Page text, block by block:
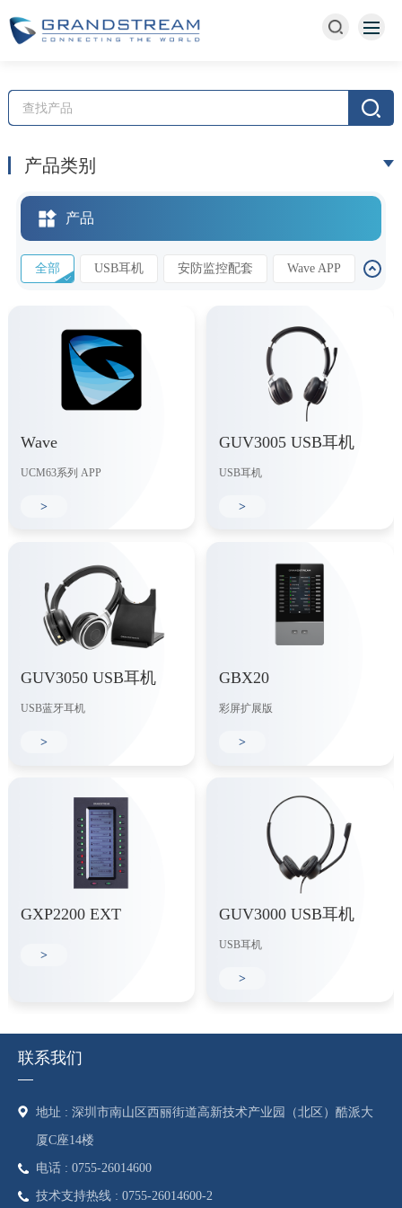
产品类别
产品
全部 USB耳机 安防监控配套 Wave APP
Wave
UCM63系列 APP
>
GUV3005 USB耳机
USB耳机
>
GUV3050 USB耳机
USB蓝牙耳机
>
GBX20
彩屏扩展版
>
GXP2200 EXT
>
GUV3000 USB耳机
USB耳机
>
联系我们
地址 : 深圳市南山区西丽街道高新技术产业园（北区）酷派大
厦C座14楼
电话 : 0755-26014600
技术支持热线 : 0755-26014600-2